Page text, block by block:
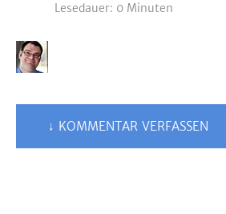
Lesedauer: 0 Minuten
↓ KOMMENTAR VERFASSEN